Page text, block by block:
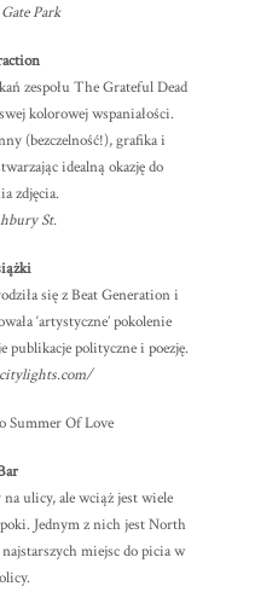
Park
zespołu The Grateful Dead
kolorowej wspaniałości.
(bezczelność!), grafika i
idealną okazję do
zdjęcia.
St.
się z Beat Generation i
‘artystyczne’ pokolenie
publikacje polityczne i poezję.
ulicy, ale wciąż jest wiele
Jednym z nich jest North
miejsc do picia w